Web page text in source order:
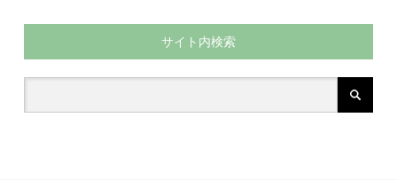
サイト内検索